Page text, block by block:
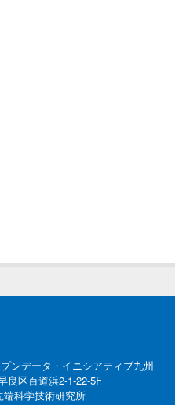
ンデータ・イニシアティブ九州
良区百道浜2-1-22-5F
科学技術研究所